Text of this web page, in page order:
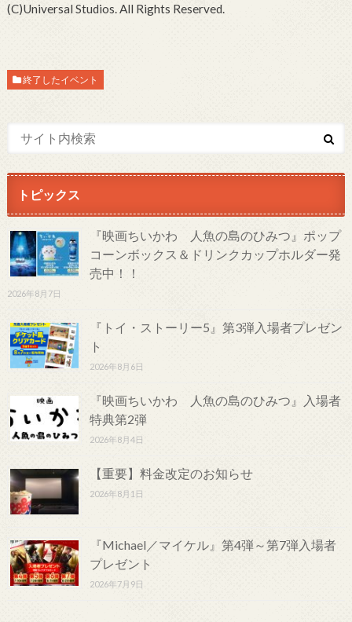
(C)Universal Studios. All Rights Reserved.
終了したイベント
トピックス
『映画ちいかわ 人魚の島のひみつ』ポップ
コーンボックス＆ドリンクカップホルダー発
売中！！
2026年8月7日
『トイ・ストーリー5』第3弾入場者プレゼン
ト
2026年8月6日
『映画ちいかわ 人魚の島のひみつ』入場者
特典第2弾
2026年8月4日
【重要】料金改定のお知らせ
2026年8月1日
『Michael／マイケル』第4弾～第7弾入場者
プレゼント
2026年7月9日